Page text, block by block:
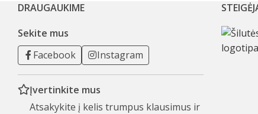
DRAUGAUKIME
Sekite mus
Facebook
Instagram
Įvertinkite mus
Atsakykite į kelis trumpus klausimus ir